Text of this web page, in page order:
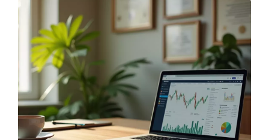
hacia una vida más equilibrada y satisfactoria. ¡No dudes
en dar ese primer paso!
👉 “Si quieres tiempo, libertad geográfica y seguir
creciendo como agente inmobiliario, hablemos.”